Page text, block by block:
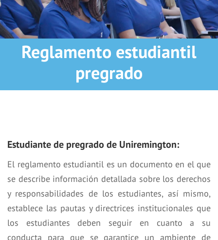
Reglamento estudiantil
pregrado
Estudiante de pregrado de Uniremington:
El reglamento estudiantil es un documento en el que
se describe información detallada sobre los derechos
y responsabilidades de los estudiantes, así mismo,
establece las pautas y directrices institucionales que
los estudiantes deben seguir en cuanto a su
conducta para que se garantice un ambiente de